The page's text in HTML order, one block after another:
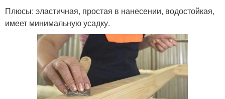
Плюсы: эластичная, простая в нанесении, водостойкая,
имеет минимальную усадку.